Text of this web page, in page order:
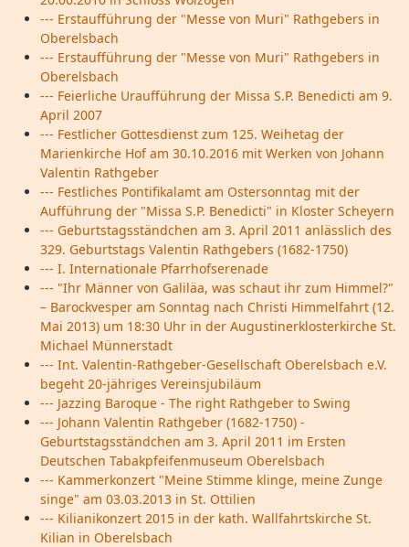
--- Erstaufführung der "Messe von Muri" Rathgebers in
Oberelsbach
--- Erstaufführung der "Messe von Muri" Rathgebers in
Oberelsbach
--- Feierliche Uraufführung der Missa S.P. Benedicti am 9.
April 2007
--- Festlicher Gottesdienst zum 125. Weihetag der
Marienkirche Hof am 30.10.2016 mit Werken von Johann
Valentin Rathgeber
--- Festliches Pontifikalamt am Ostersonntag mit der
Aufführung der "Missa S.P. Benedicti" in Kloster Scheyern
--- Geburtstagsständchen am 3. April 2011 anlässlich des
329. Geburtstags Valentin Rathgebers (1682-1750)
--- I. Internationale Pfarrhofserenade
--- "Ihr Männer von Galiläa, was schaut ihr zum Himmel?"
– Barockvesper am Sonntag nach Christi Himmelfahrt (12.
Mai 2013) um 18:30 Uhr in der Augustinerklosterkirche St.
Michael Münnerstadt
--- Int. Valentin-Rathgeber-Gesellschaft Oberelsbach e.V.
begeht 20-jähriges Vereinsjubiläum
--- Jazzing Baroque - The right Rathgeber to Swing
--- Johann Valentin Rathgeber (1682-1750) -
Geburtstagsständchen am 3. April 2011 im Ersten
Deutschen Tabakpfeifenmuseum Oberelsbach
--- Kammerkonzert "Meine Stimme klinge, meine Zunge
singe" am 03.03.2013 in St. Ottilien
--- Kilianikonzert 2015 in der kath. Wallfahrtskirche St.
Kilian in Oberelsbach